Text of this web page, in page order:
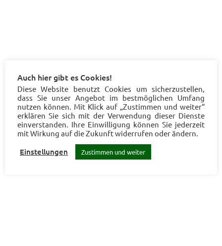
Auch hier gibt es Cookies!
Diese Website benutzt Cookies um sicherzustellen,
dass Sie unser Angebot im bestmöglichen Umfang
nutzen können. Mit Klick auf „Zustimmen und weiter“
erklären Sie sich mit der Verwendung dieser Dienste
einverstanden. Ihre Einwilligung können Sie jederzeit
mit Wirkung auf die Zukunft widerrufen oder ändern.
Einstellungen Zustimmen und weiter